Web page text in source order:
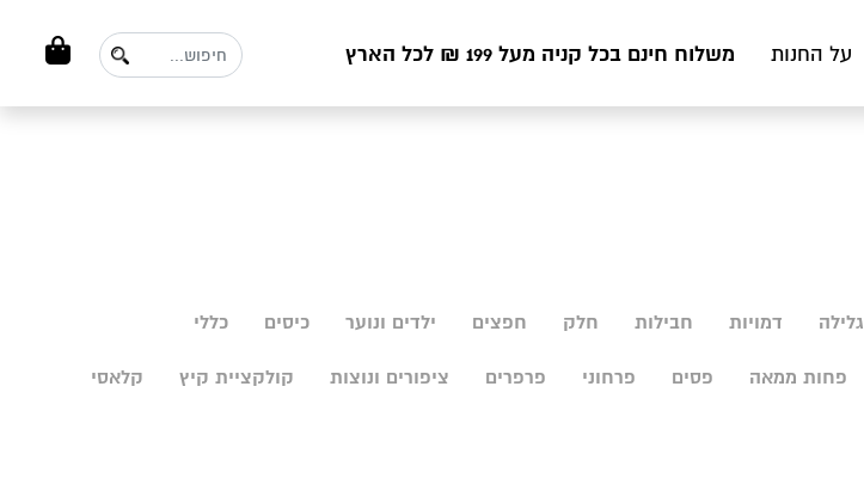
על החנות משלוח חינם בכל קניה מעל 199 ₪ לכל הארץ
גלילה דמויות חבילות חלק חפצים ילדים ונוער כיסים כללי
פחות ממאה פסים פרחוני פרפרים ציפורים ונוצות קולקציית קיץ קלאסי